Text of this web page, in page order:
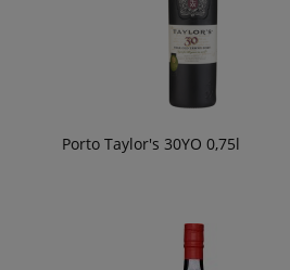
Porto Taylor's 30YO 0,75l